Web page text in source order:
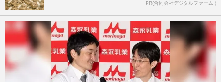
PR(合同会社デジタルファーム )